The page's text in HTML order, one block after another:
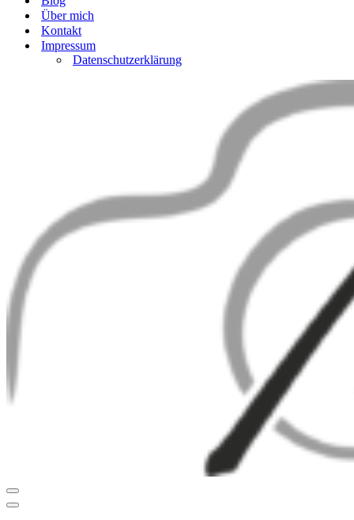
Über mich
Kontakt
Impressum
Datenschutzerklärung
Navigationsmenü
Navigationsmenü